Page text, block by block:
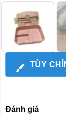
TÙY
Đánh giá